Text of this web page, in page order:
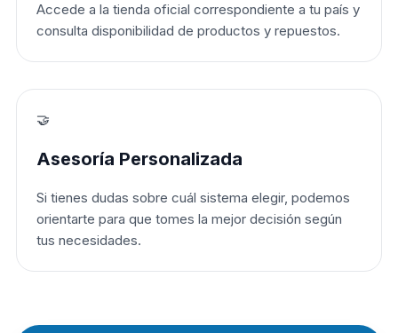
Accede a la tienda oficial correspondiente a tu país y
consulta disponibilidad de productos y repuestos.
🤝
Asesoría Personalizada
Si tienes dudas sobre cuál sistema elegir, podemos
orientarte para que tomes la mejor decisión según
tus necesidades.